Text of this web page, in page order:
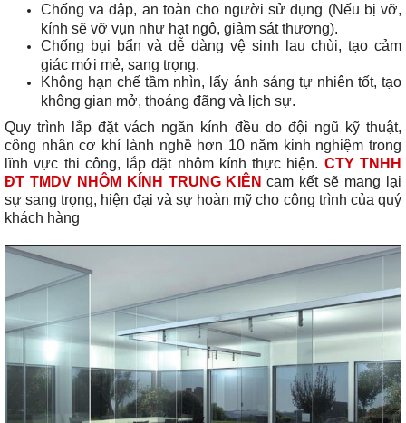
Chống va đập, an toàn cho người sử dụng (Nếu bị vỡ,
kính sẽ vỡ vụn như hạt ngô, giảm sát thương).
Chống bụi bẩn và dễ dàng vệ sinh lau chùi, tạo cảm
giác mới mẻ, sang trọng.
Không hạn chế tầm nhìn, lấy ánh sáng tự nhiên tốt, tạo
không gian mở, thoáng đãng và lịch sự.
Quy trình lắp đặt vách ngăn kính đều do đội ngũ kỹ thuật,
công nhân cơ khí lành nghề hơn 10 năm kinh nghiệm trong
lĩnh vực thi công, lắp đặt nhôm kính thực hiện. CTY TNHH
ĐT TMDV NHÔM KÍNH TRUNG KIÊN cam kết sẽ mang lại
sự sang trọng, hiện đại và sự hoàn mỹ cho công trình của quý
khách hàng